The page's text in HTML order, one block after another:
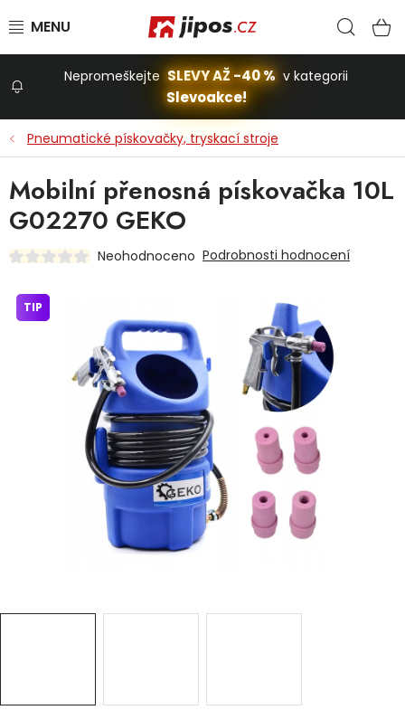
Stavba a dům
Domácnost
Dětská hřiště
Autodoplňky
Nepromeškejte SLEVY AŽ -40 % v kategorii
Slevoakce!
Pneumatické pískovačky, tryskací stroje
Mobilní přenosná pískovačka 10L
G02270 GEKO
Neohodnoceno Podrobnosti hodnocení
TIP